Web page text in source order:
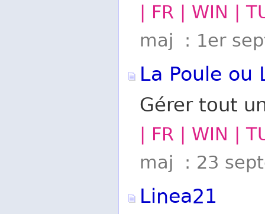
| FR | WIN |
maj : 1er
La Poule ou
Gérer tout
| FR | WIN |
maj : 23
Linea21